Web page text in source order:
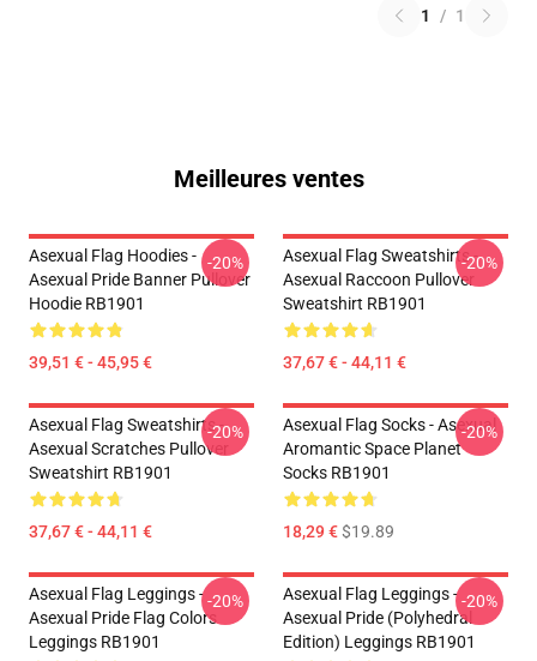
1 / 1
Meilleures ventes
Asexual Flag Hoodies -
Asexual Pride Banner Pullover
Hoodie RB1901
39,51 € - 45,95 €
-20%
Asexual Flag Sweatshirts -
Asexual Raccoon Pullover
Sweatshirt RB1901
37,67 € - 44,11 €
-20%
Asexual Flag Sweatshirts -
Asexual Scratches Pullover
Sweatshirt RB1901
37,67 € - 44,11 €
-20%
Asexual Flag Socks - Asexual
Aromantic Space Planet
Socks RB1901
18,29 €$19.89
-20%
Asexual Flag Leggings -
Asexual Pride Flag Colors
Leggings RB1901
-20%
Asexual Flag Leggings -
Asexual Pride (Polyhedral
Edition) Leggings RB1901
-20%